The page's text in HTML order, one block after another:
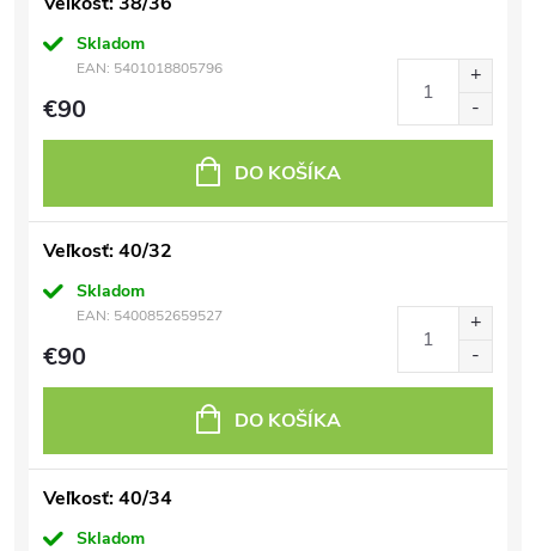
Skladom
EAN: 5401018805796
€90
DO KOŠÍKA
Veľkosť: 40/32
Skladom
EAN: 5400852659527
€90
DO KOŠÍKA
Veľkosť: 40/34
Skladom